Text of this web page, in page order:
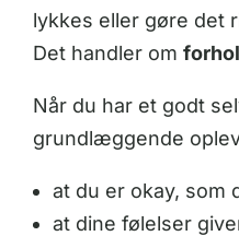
lykkes eller gøre det
Det handler om
Når du har et godt
grundlæggende
at du er okay, som
at dine følelser